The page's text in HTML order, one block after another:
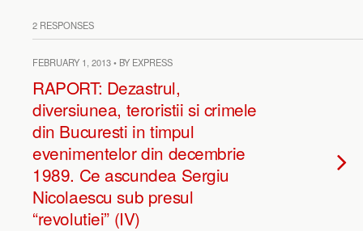
2 RESPONSES
FEBRUARY 1, 2013 • BY EXPRESS
RAPORT: Dezastrul,
diversiunea, teroristii si crimele
din Bucuresti in timpul
evenimentelor din decembrie
1989. Ce ascundea Sergiu
Nicolaescu sub presul
“revolutiei” (IV)